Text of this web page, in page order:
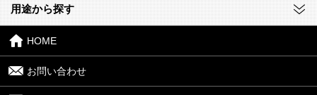
用途から探す
HOME
お問い合わせ